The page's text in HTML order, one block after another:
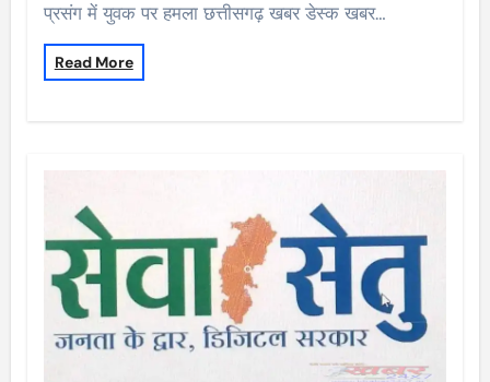
प्रसंग में युवक पर हमला छत्तीसगढ़ खबर डेस्क खबर…
Read More